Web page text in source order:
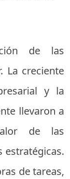
de las
La creciente
y la
llevaron a
de las
estratégicas.
de tareas,